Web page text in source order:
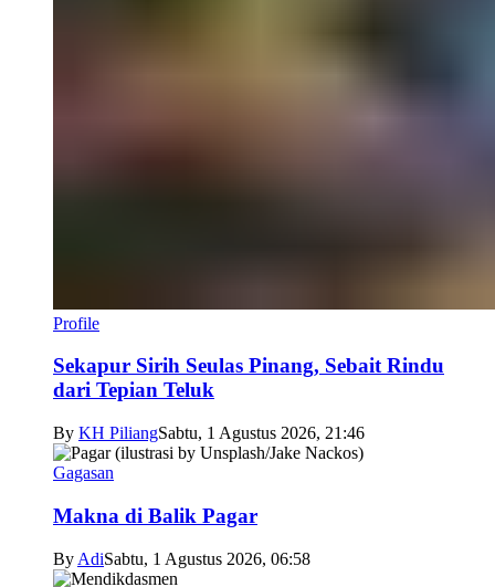
Profile
Sekapur Sirih Seulas Pinang, Sebait Rindu
dari Tepian Teluk
By KH PiliangSabtu, 1 Agustus 2026, 21:46
Gagasan
Makna di Balik Pagar
By AdiSabtu, 1 Agustus 2026, 06:58